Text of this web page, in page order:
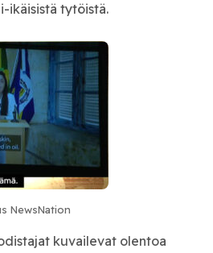
ikäisistä tytöistä.
NewsNation
kuvailevat olentoa